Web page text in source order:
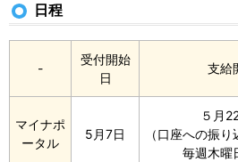
日程
-
受付開始
日
支給
マイナポ
ータル
5月7日
５月
（口座への振り
毎週木曜